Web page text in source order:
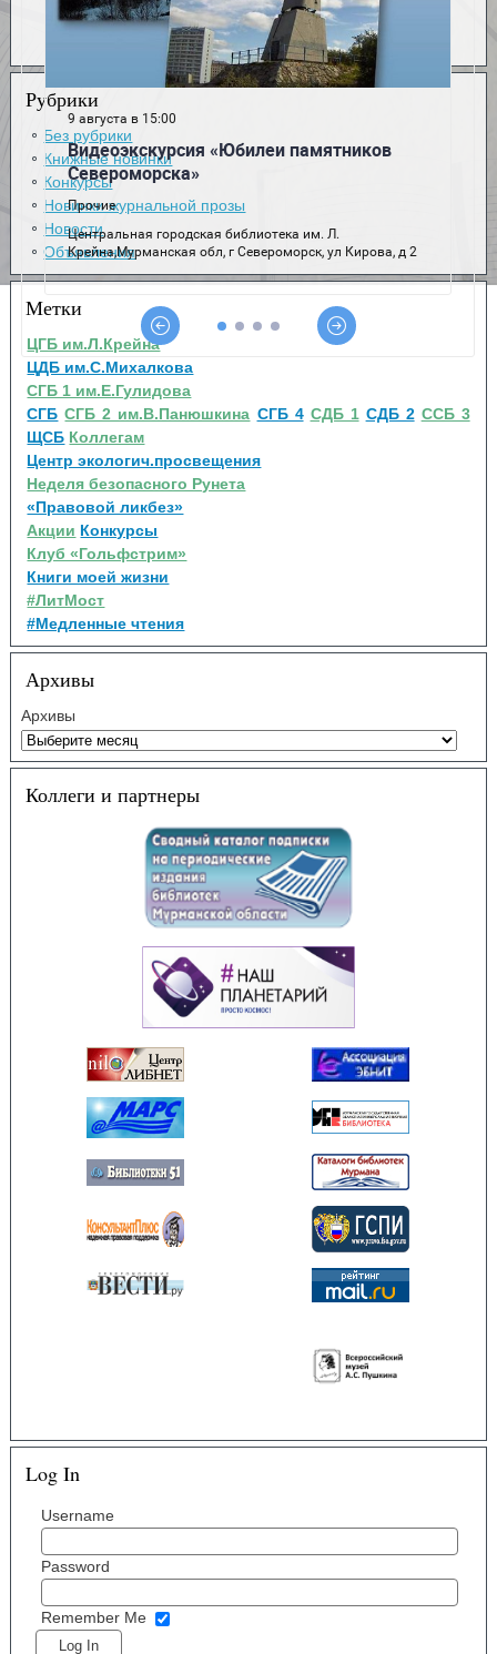
Рубрики
Без рубрики
Книжные новинки
Конкурсы
Новинки журнальной прозы
Новости
Объявления
Метки
ЦГБ им.Л.Крейна
ЦДБ им.С.Михалкова
СГБ 1 им.Е.Гулидова
СГБ СГБ 2 им.В.Панюшкина СГБ 4 СДБ 1 СДБ 2 ССБ 3
ЩСБ Коллегам
Центр экологич.просвещения
Неделя безопасного Рунета
«Правовой ликбез»
Акции Конкурсы
Клуб «Гольфстрим»
Книги моей жизни
#ЛитМост
#Медленные чтения
Архивы
Архивы
Коллеги и партнеры
Log In
Username
Password
Remember Me